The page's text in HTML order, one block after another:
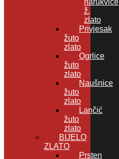
ž.
zlato
Privjesak
žuto
zlato
Ogrlice
žuto
zlato
Naušnice
žuto
zlato
Lančić
žuto
zlato
BIJELO
ZLATO
Prsten